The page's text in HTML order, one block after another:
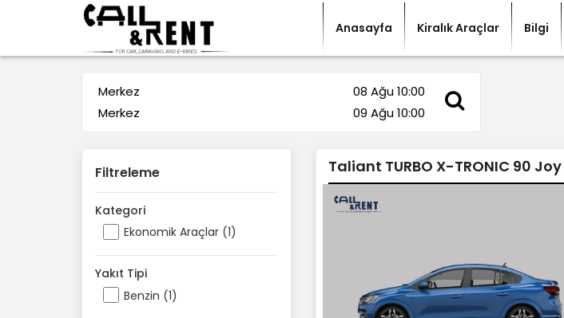
Anasayfa Kiralık Araçlar Bilgi
Merkez
08 Ağu 10:00
Merkez
09 Ağu 10:00
Filtreleme
Kategori
Ekonomik Araçlar (1)
Yakıt Tipi
Benzin (1)
Taliant TURBO X-TRONIC 90 Joy